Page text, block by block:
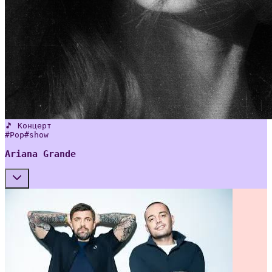
🎵 Концерт
#Pop#show
Ariana Grande